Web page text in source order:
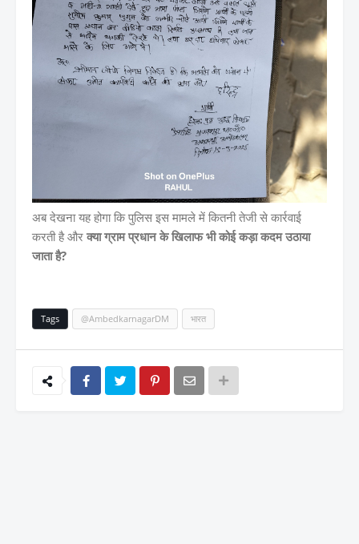
अब देखना यह होगा कि पुलिस इस मामले में कितनी तेजी से कार्रवाई
करती है और क्या ग्राम प्रधान के खिलाफ भी कोई कड़ा कदम उठाया
जाता है?
Tags @AmbedkarnagarDM भारत